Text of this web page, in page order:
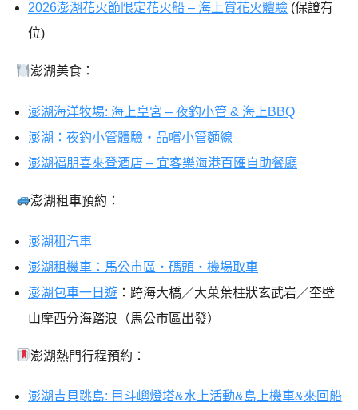
2026澎湖花火節限定花火船 – 海上賞花火體驗 (保證有
位)
澎湖美食：
澎湖海洋牧場: 海上皇宮 – 夜釣小管 & 海上BBQ
澎湖：夜釣小管體驗・品嚐小管麵線
澎湖福朋喜來登酒店 – 宜客樂海港百匯自助餐廳
澎湖租車預約：
澎湖租汽車
澎湖租機車：馬公市區・碼頭・機場取車
澎湖包車一日遊 ：跨海大橋／大菓葉柱狀玄武岩／奎壁
山摩西分海踏浪（馬公市區出發）
澎湖熱門行程預約：
澎湖吉貝跳島: 目斗嶼燈塔&水上活動&島上機車&來回船